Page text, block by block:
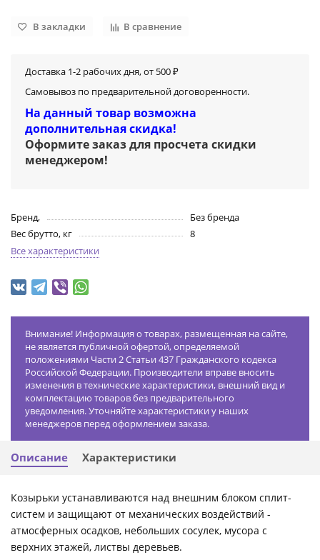
В закладки В сравнение
Доставка 1-2 рабочих дня, от 500 ₽
Самовывоз по предварительной договоренности.
На данный товар возможна
дополнительная скидка!
Оформите заказ для просчета скидки
менеджером!
Бренд,
Без бренда
Вес брутто, кг
8
Все характеристики
Внимание! Информация о товарах, размещенная на сайте,
не является публичной офертой, определяемой
положениями Части 2 Статьи 437 Гражданского кодекса
Российской Федерации. Производители вправе вносить
изменения в технические характеристики, внешний вид и
комплектацию товаров без предварительного
уведомления. Уточняйте характеристики у наших
менеджеров перед оформлением заказа.
Описание Характеристики
Козырьки устанавливаются над внешним блоком сплит-
систем и защищают от механических воздействий -
атмосферных осадков, небольших сосулек, мусора с
верхних этажей, листвы деревьев.